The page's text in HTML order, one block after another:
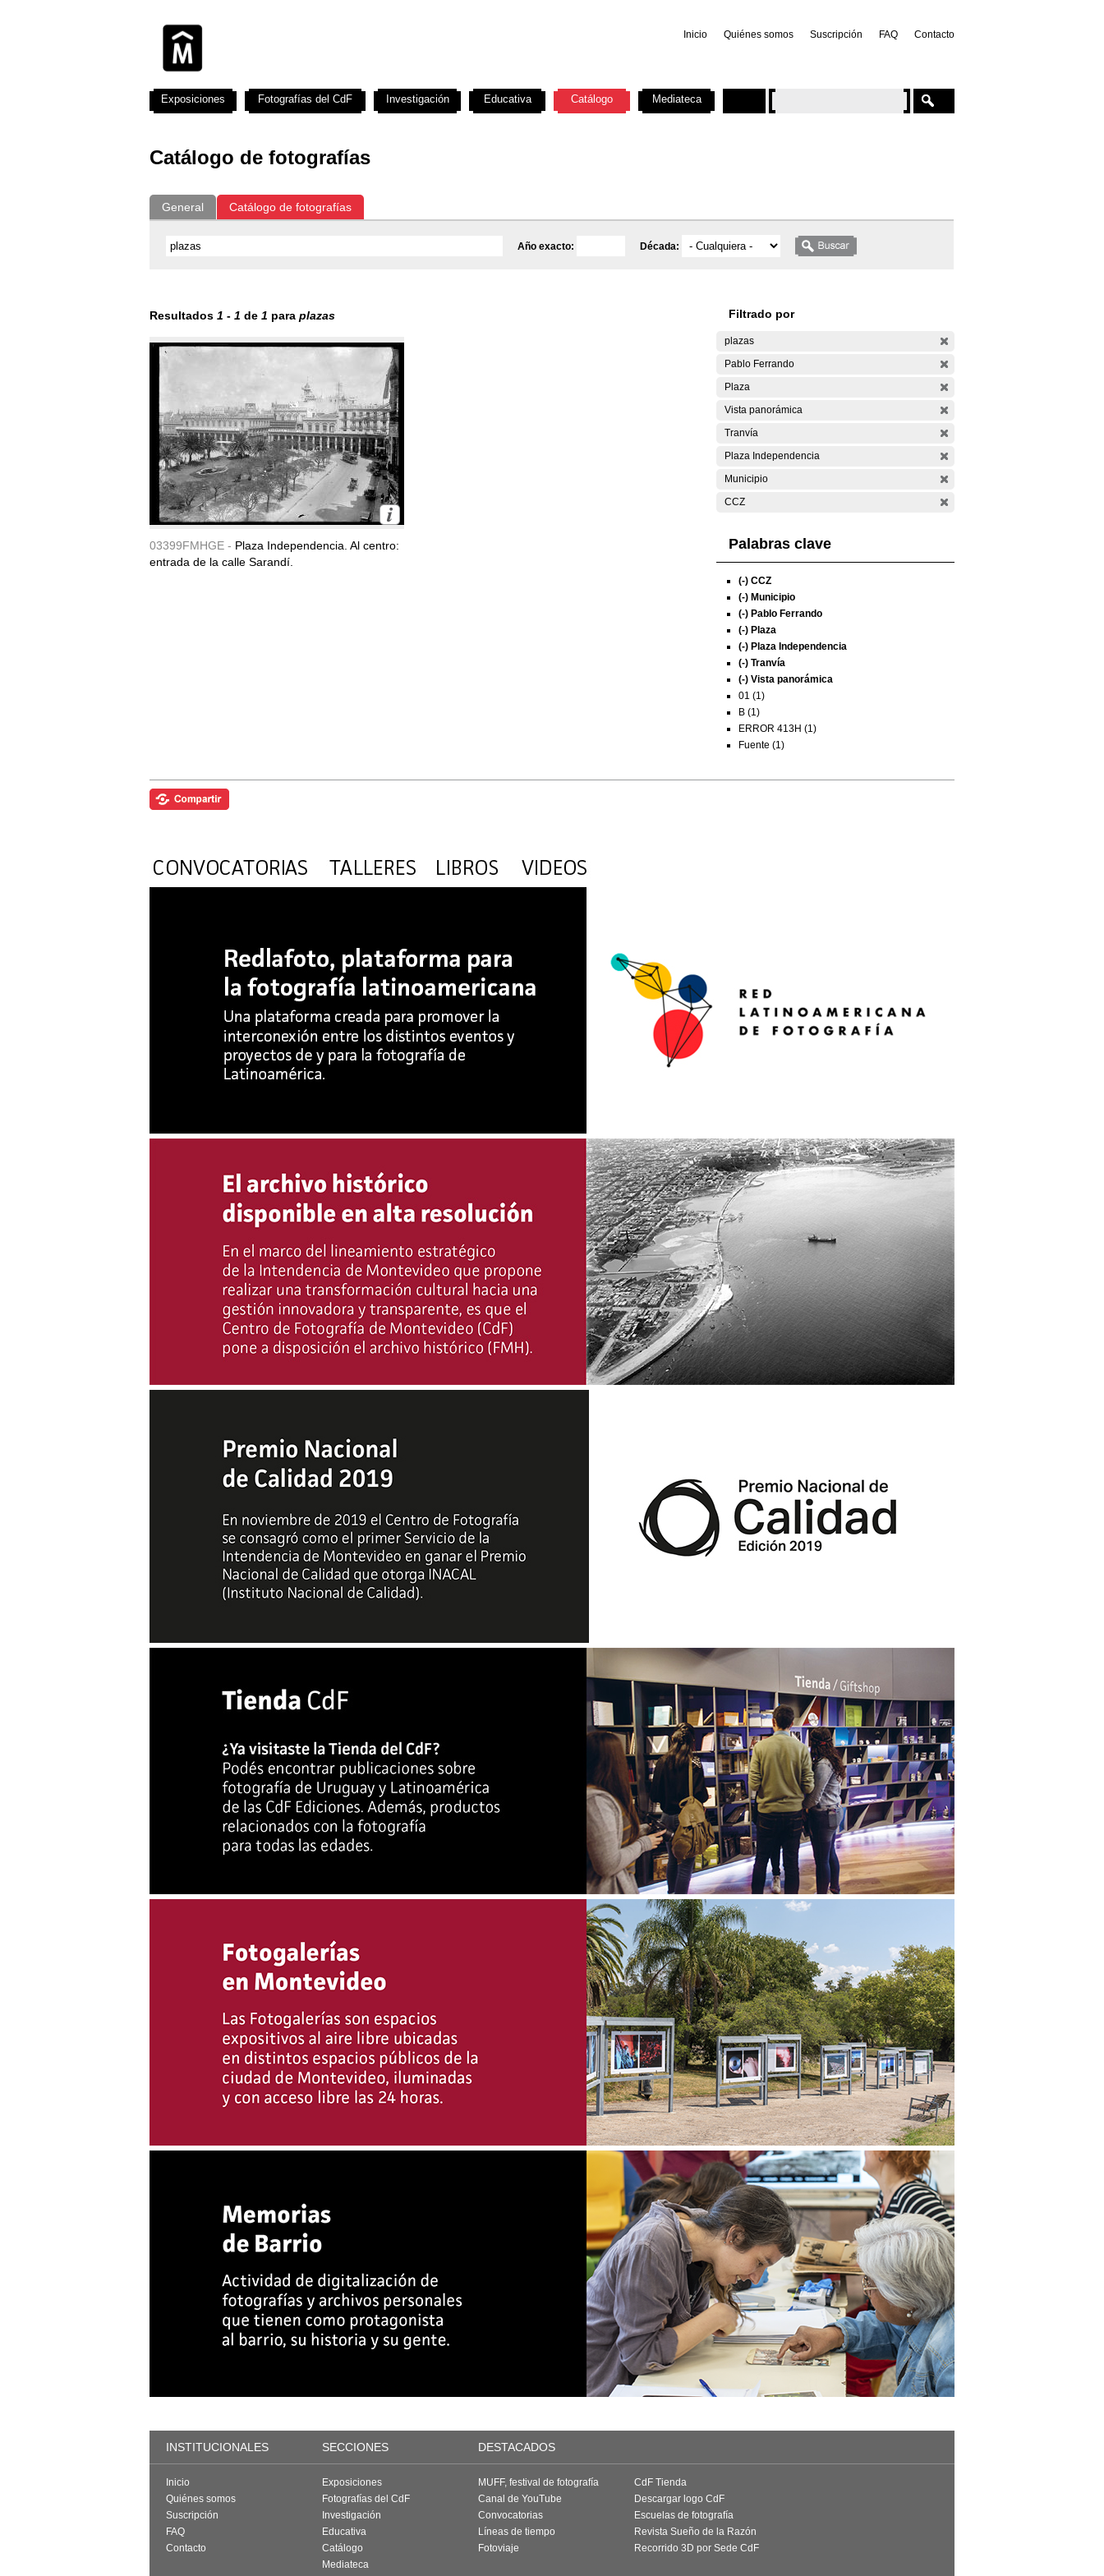
Inicio Quiénes somos Suscripción FAQ Contacto
Catálogo de fotografías
General Catálogo de fotografías
Año exacto: Década:
Resultados 1 - 1 de 1 para plazas
03399FMHGE - Plaza Independencia. Al centro:
entrada de la calle Sarandí.
Filtrado por
plazas
Pablo Ferrando
Plaza
Vista panorámica
Tranvía
Plaza Independencia
Municipio
CCZ
Palabras clave
(-) CCZ
(-) Municipio
(-) Pablo Ferrando
(-) Plaza
(-) Plaza Independencia
(-) Tranvía
(-) Vista panorámica
01 (1)
B (1)
ERROR 413H (1)
Fuente (1)
Exposiciones Fotografías del CdF Investigación Educativa Catálogo Mediateca
INSTITUCIONALES SECCIONES DESTACADOS
Inicio
Quiénes somos
Suscripción
FAQ
Contacto
Exposiciones
Fotografías del CdF
Investigación
Educativa
Catálogo
Mediateca
MUFF, festival de fotografía
Canal de YouTube
Convocatorias
Líneas de tiempo
Fotoviaje
CdF Tienda
Descargar logo CdF
Escuelas de fotografía
Revista Sueño de la Razón
Recorrido 3D por Sede CdF